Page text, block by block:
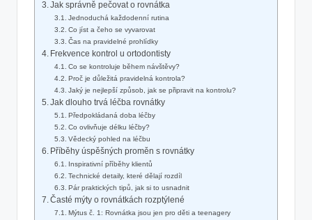
Jak správně pečovat o rovnátka
Jednoduchá každodenní rutina
Co jíst a čeho se vyvarovat
Čas na pravidelné prohlídky
Frekvence kontrol u ortodontisty
Co se kontroluje během návštěvy?
Proč je důležitá pravidelná kontrola?
Jaký je nejlepší způsob, jak se připravit na kontrolu?
Jak dlouho trvá léčba rovnátky
Předpokládaná doba léčby
Co ovlivňuje délku léčby?
Vědecký pohled na léčbu
Příběhy úspěšných proměn s rovnátky
Inspirativní příběhy klientů
Technické detaily, které dělají rozdíl
Pár praktických tipů, jak si to usnadnit
Časté mýty o rovnátkách rozptýlené
Mýtus č. 1: Rovnátka jsou jen pro děti a teenagery